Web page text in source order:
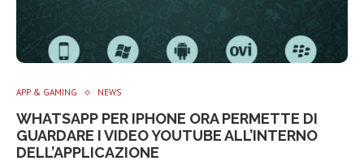
APP & GAMING NEWS
WHATSAPP PER IPHONE ORA PERMETTE DI
GUARDARE I VIDEO YOUTUBE ALL’INTERNO
DELL’APPLICAZIONE